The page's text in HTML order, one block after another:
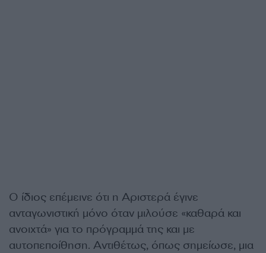
Ο ίδιος επέμεινε ότι η Αριστερά έγινε
ανταγωνιστική μόνο όταν μιλούσε «καθαρά και
ανοιχτά» για το πρόγραμμά της και με
αυτοπεποίθηση. Αντιθέτως, όπως σημείωσε, μια